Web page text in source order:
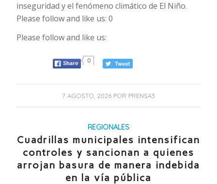
inseguridad y el fenómeno climático de El Niño.
Please follow and like us: 0
Please follow and like us:
0
7 AGOSTO, 2026 POR PRENSA3
REGIONALES
Cuadrillas municipales intensifican
controles y sancionan a quienes
arrojan basura de manera indebida
en la vía pública